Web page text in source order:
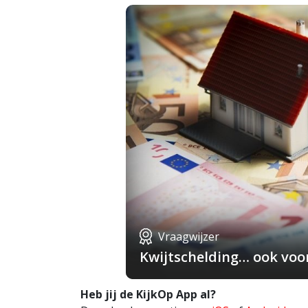
Vraagwijzer
Kwijtschelding… ook
Heb jij de KijkOp App al?